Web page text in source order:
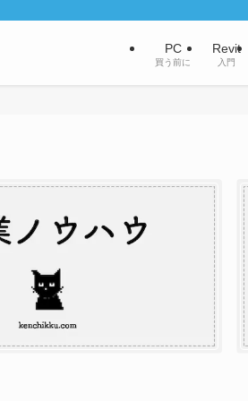
PC
買う前に
Revit
入門